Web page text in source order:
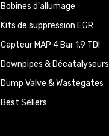
Bobines d'allumage
Kits de suppression EGR
Capteur MAP 4 Bar 1.9 TDI
Downpipes & Décatalyseurs
Dump Valve & Wastegates
Best Sellers